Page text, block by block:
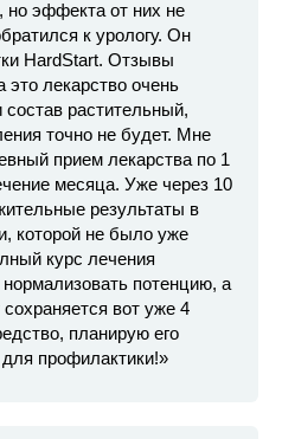
но эффекта от них не
к урологу. Он
HardStart. Отзывы
это лекарство очень
растительный,
точно не будет. Мне
прием лекарства по 1
месяца. Уже через 10
результаты в
которой не было уже
курс лечения
потенцию, а
вот уже 4
планирую его
профилактики!»